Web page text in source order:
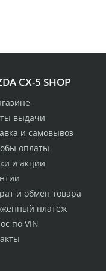
CX-5 SHOP
выдачи
и самовывоз
оплаты
и акции
и обмен товара
платеж
по VIN